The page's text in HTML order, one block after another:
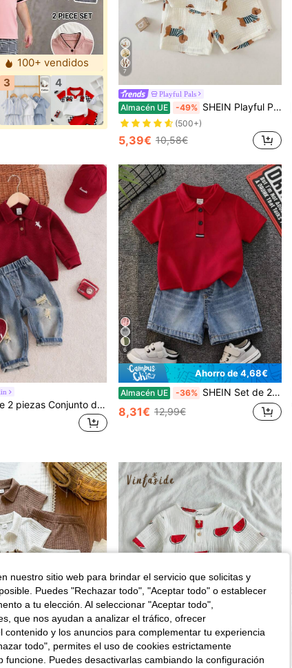
100+ vendidos
3 4
7
Playful Pals
Almacén UE -49% SHEIN Playful Pals Conjunto informal de chaleco y pantalones cortos con estampado de perro salchicha para bebé niño
(500+)
5,39€ 10,58€
SHEIN Set de 2 piezas Conjunto de camiseta de manga larga con cuello de tortuga y pantalón de pana con babero para bebés niños, diseño de oso cómodo y casual, adecuado para uso en interiores, exteriores, uso diario, deportes, fiestas, sesiones de fotos, festivales, ropa de calle, chándal, joggers, Navidad, Año Nuevo
6
Ahorro de 4,68€
Almacén UE -36% SHEIN Set de 2 piezas de camisa polo roja y pantalones cortos de mezclilla azules de estilo preppy casual para bebé niño, adecuado para fiesta de cumpleaños de verano, fiesta de noche, actuación, boda, baby shower y celebración del 1er cumpleaños
8,31€ 12,99€
12
nuestro sitio web para brindar el servicio que solicitas y
Puedes "Rechazar todo", "Aceptar todo" o establecer
a tu elección. Al seleccionar "Aceptar todo",
que nos ayudan a analizar el tráfico, ofrecer
y los anuncios para complementar tu experiencia
todo", permites el uso de cookies estrictamente
Puedes desactivarlas cambiando la configuración